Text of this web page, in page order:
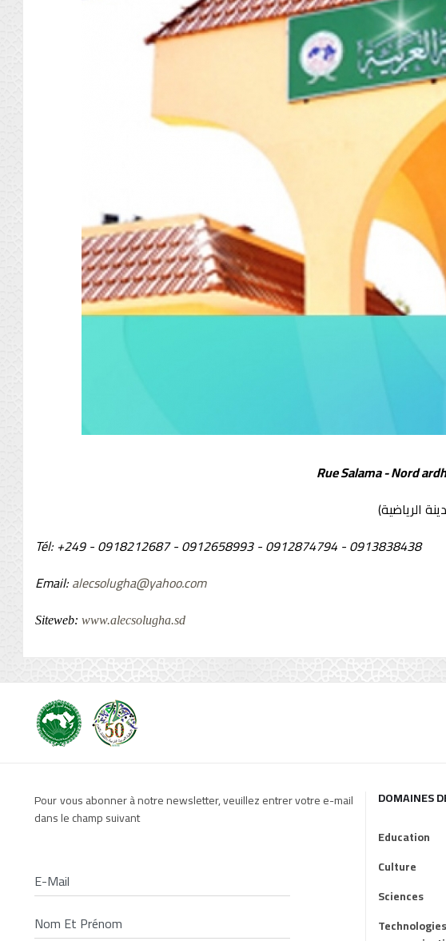
Rue Salama - Nord
Tél: +249 - 0918212687 - 0912658993 - 0912874794 - 0913838438
Email:alecsolugha@yahoo.com
Siteweb:www.alecsolugha.sd
Pour vous abonner à notre newsletter, veuillez entrer votre e-mail
dans le champ suivant
DOMAINES
Education
Culture
Sciences